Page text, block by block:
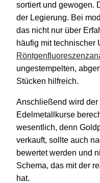
sortiert und gewogen.
der Legierung. Bei
das nicht nur über
häufig mit technischer
ungestempelten,
Stücken hilfreich.
Anschließend wird
Edelmetallkurse
wesentlich, denn
verkauft, sollte auch
bewertet werden und
Schema, das mit der
hat.